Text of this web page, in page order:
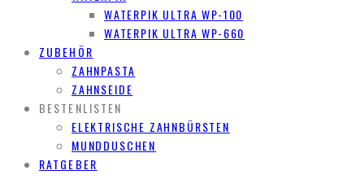
WATERPIK ULTRA WP-100
WATERPIK ULTRA WP-660
ZUBEHÖR
ZAHNPASTA
ZAHNSEIDE
BESTENLISTEN
ELEKTRISCHE ZAHNBÜRSTEN
MUNDDUSCHEN
RATGEBER